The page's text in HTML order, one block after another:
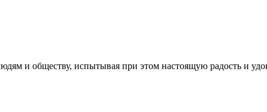
и обществу, испытывая при этом настоящую радость и